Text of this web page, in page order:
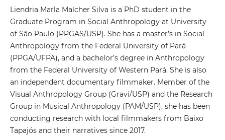
Liendria Marla Malcher Silva is a PhD student in the
Graduate Program in Social Anthropology at University
of São Paulo (PPGAS/USP). She has a master’s in Social
Anthropology from the Federal University of Pará
(PPGA/UFPA), and a bachelor’s degree in Anthropology
from the Federal University of Western Pará. She is also
an independent documentary filmmaker. Member of the
Visual Anthropology Group (Gravi/USP) and the Research
Group in Musical Anthropology (PAM/USP), she has been
conducting research with local filmmakers from Baixo
Tapajós and their narratives since 2017.